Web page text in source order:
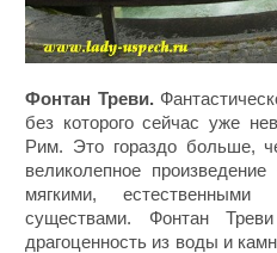
Фонтан Треви.
без которого сейчас уже
Рим. Это гораздо больше,
великолепное
мягкими,
существами. Фонтан
драгоценность из воды и